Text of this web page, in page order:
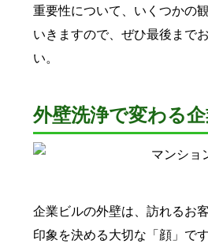
重要性について、いくつかの
いきますので、ぜひ最後まで
い。
外壁洗浄で変わる
企業ビルの外壁は、訪れるお
印象を決める大切な「顔」です